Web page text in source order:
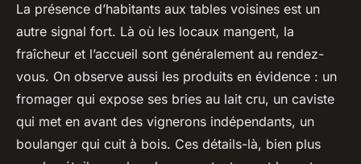
La présence d’habitants aux tables voisines est un
autre signal fort. Là où les locaux mangent, la
fraîcheur et l’accueil sont généralement au rendez-
vous. On observe aussi les produits en évidence : un
fromager qui expose ses bries au lait cru, un caviste
qui met en avant des vignerons indépendants, un
boulanger qui cuit à bois. Ces détails-là, bien plus